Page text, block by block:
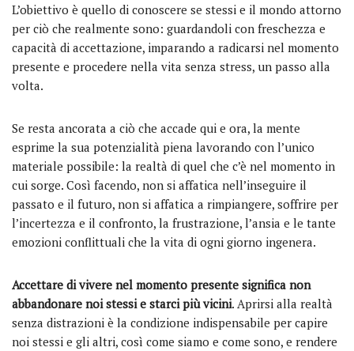
L’obiettivo è quello di conoscere se stessi e il mondo attorno
per ciò che realmente sono: guardandoli con freschezza e
capacità di accettazione, imparando a radicarsi nel momento
presente e procedere nella vita senza stress, un passo alla
volta.
Se resta ancorata a ciò che accade qui e ora, la mente
esprime la sua potenzialità piena lavorando con l’unico
materiale possibile: la realtà di quel che c’è nel momento in
cui sorge. Così facendo, non si affatica nell’inseguire il
passato e il futuro, non si affatica a rimpiangere, soffrire per
l’incertezza e il confronto, la frustrazione, l’ansia e le tante
emozioni conflittuali che la vita di ogni giorno ingenera.
Accettare di vivere nel momento presente significa non
abbandonare noi stessi e starci più vicini. Aprirsi alla realtà
senza distrazioni è la condizione indispensabile per capire
noi stessi e gli altri, così come siamo e come sono, e rendere